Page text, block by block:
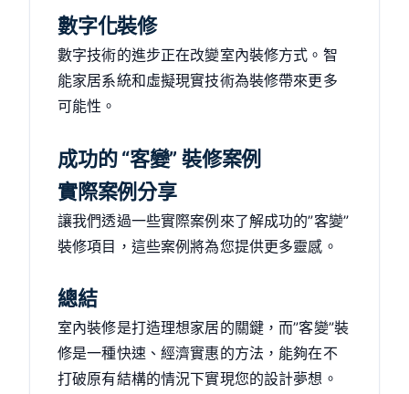
數字化裝修
數字技術的進步正在改變室內裝修方式。智
能家居系統和虛擬現實技術為裝修帶來更多
可能性。
成功的 “客變” 裝修案例
實際案例分享
讓我們透過一些實際案例來了解成功的”客變”
裝修項目，這些案例將為您提供更多靈感。
總結
室內裝修是打造理想家居的關鍵，而”客變”裝
修是一種快速、經濟實惠的方法，能夠在不
打破原有結構的情況下實現您的設計夢想。